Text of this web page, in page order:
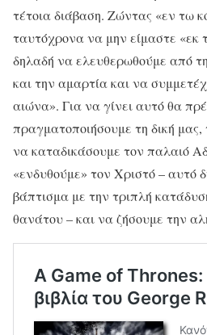
τέτοια διάβαση. Ζώντας «εν τω
ταυτόχρονα να μην είμαστε «εκ
δηλαδή να ελευθερωθούμε από
και την αμαρτία και να
αιώνα». Για να γίνει αυτό θα
πραγματοποιήσουμε τη δική μας,
να καταδικάσουμε τον παλαιό
«ενδυθούμε» τον Χριστό – αυτό
βάπτισμα με την τριπλή
θανάτου – και να ζήσουμε την